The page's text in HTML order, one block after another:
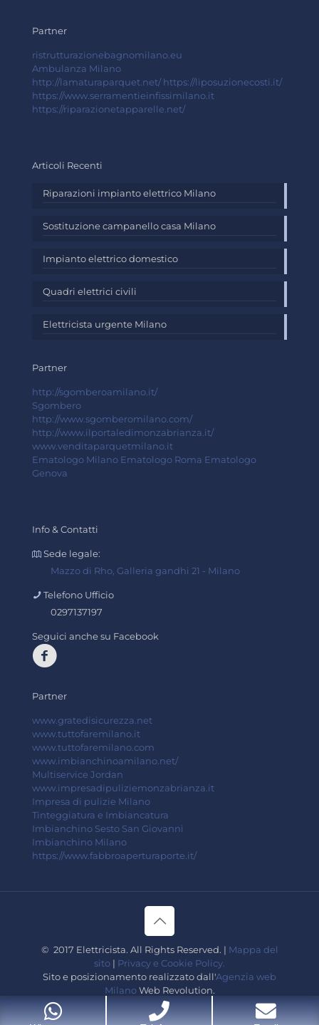
Partner
ristrutturazionebagnomilano.eu
Ambulanza Milano
http://lamaturaparquet.net/ https://liposuzionecosti.it/
https://www.serramentieinfissimilano.it
https://riparazionetapparelle.net/
Articoli Recenti
Riparazioni impianto elettrico Milano
Sostituzione campanello casa Milano
Impianto elettrico domestico
Quadri elettrici civili
Elettricista urgente Milano
Partner
http://sgomberoamilano.it/
Sgombero
http://www.sgomberomilano.com/
http://www.ilportaledimonzabrianza.it/
www.venditaparquetmilano.it
Ematologo Milano Ematologo Roma Ematologo
Genova
Info & Contatti
Sede legale:
Mazzo di Rho, Galleria gandhi 21 - Milano
Telefono Ufficio
0297137197
Seguici anche su Facebook
Partner
www.gratedisicurezza.net
www.tuttofaremilano.it
www.tuttofaremilano.com
www.imbianchinoamilano.net/
Multiservice Jordan
www.impresadipuliziemonzabrianza.it
Impresa di pulizie Milano
Tinteggiatura e Imbiancatura
Imbianchino Sesto San Giovanni
Imbianchino Milano
https://www.fabbroaperturaporte.it/
© 2017 Elettricista. All Rights Reserved. | Mappa del
sito | Privacy e Cookie Policy.
Sito e posizionamento realizzato dall'Agenzia web
MilanoWeb Revolution.